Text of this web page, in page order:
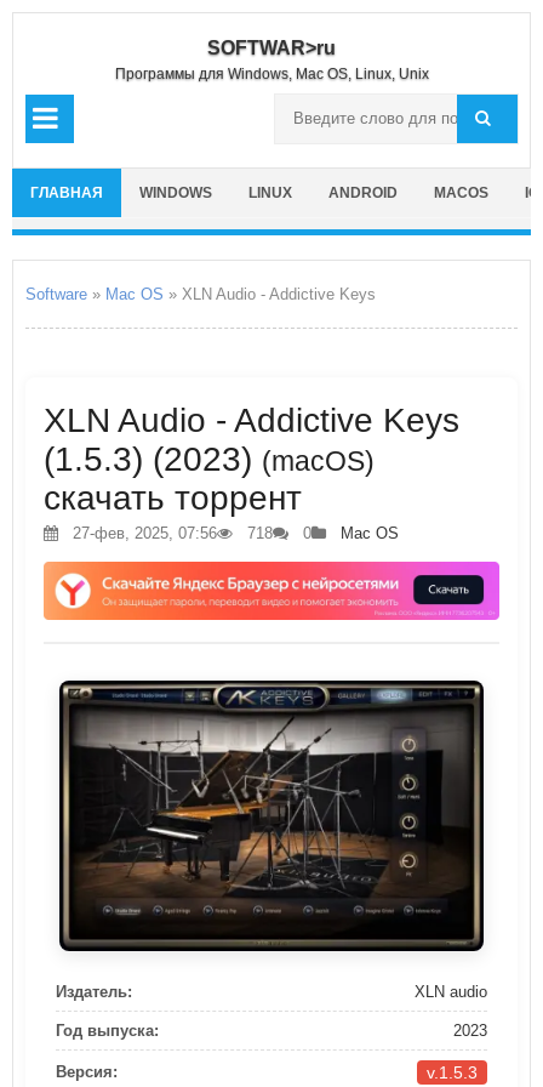
SOFTWAR>ru
Программы для Windows, Mac OS, Linux, Unix
ГЛАВНАЯ WINDOWS LINUX ANDROID MACOS
Software » Mac OS » XLN Audio - Addictive Keys
XLN Audio - Addictive Keys
(1.5.3) (2023) (macOS)
скачать торрент
27-фев, 2025, 07:56 718 0 Mac OS
Издатель: XLN audio
Год выпуска: 2023
Версия: v.1.5.3